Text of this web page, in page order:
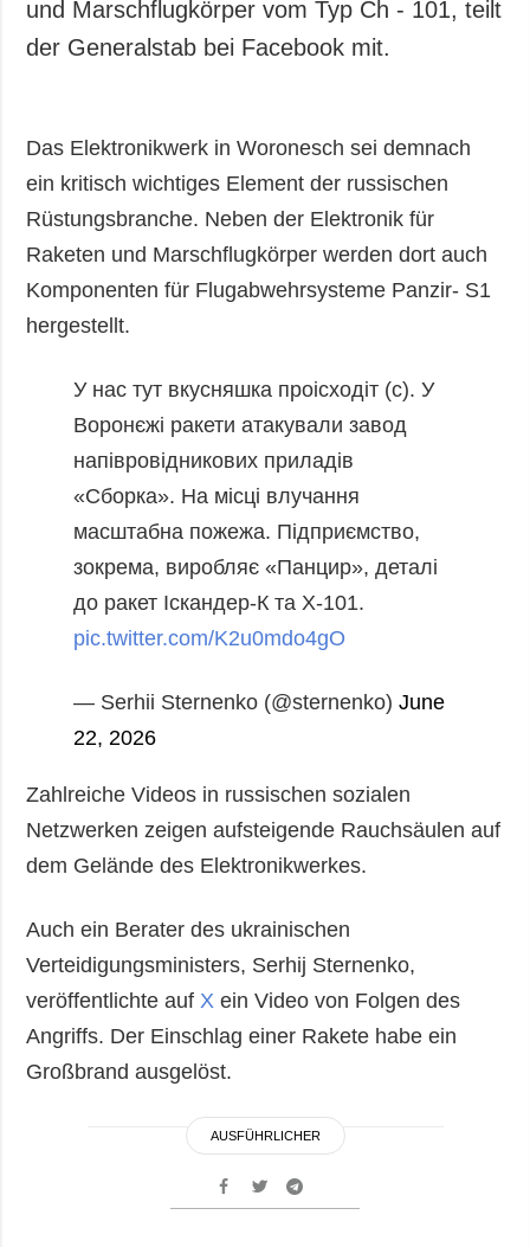
und Marschflugkörper vom Typ Ch - 101, teilt
der Generalstab bei Facebook mit.
Das Elektronikwerk in Woronesch sei demnach
ein kritisch wichtiges Element der russischen
Rüstungsbranche. Neben der Elektronik für
Raketen und Marschflugkörper werden dort auch
Komponenten für Flugabwehrsysteme Panzir- S1
hergestellt.
У нас тут вкусняшка проісходіт (с). У
Воронєжі ракети атакували завод
напівровідникових приладів
«Сборка». На місці влучання
масштабна пожежа. Підприємство,
зокрема, виробляє «Панцир», деталі
до ракет Іскандер-К та Х-101.
pic.twitter.com/K2u0mdo4gO
— Serhii Sternenko (@sternenko)June
22, 2026
Zahlreiche Videos in russischen sozialen
Netzwerken zeigen aufsteigende Rauchsäulen auf
dem Gelände des Elektronikwerkes.
Auch ein Berater des ukrainischen
Verteidigungsministers, Serhij Sternenko,
veröffentlichte aufX ein Video von Folgen des
Angriffs. Der Einschlag einer Rakete habe ein
Großbrand ausgelöst.
AUSFÜHRLICHER